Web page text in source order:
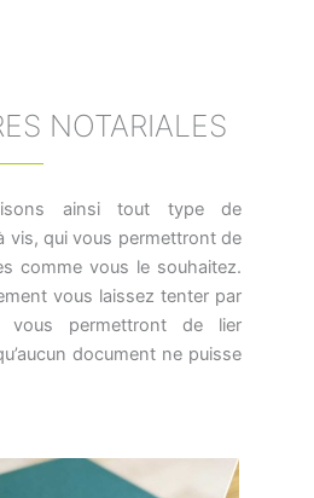
NOTARIALES
ainsi tout type de
vis, qui vous permettront de
comme vous le souhaitez.
vous laissez tenter par
vous permettront de lier
document ne puisse